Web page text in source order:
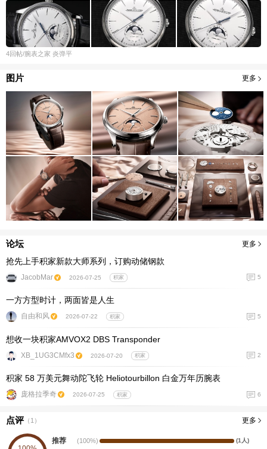
4回帖/腕表之家 炎弹平
图片 更多
论坛 更多
抢先上手积家新款大师系列，订购动储钢款
JacobMar 2026-07-25 积家 5
一方方型时计，两面皆是人生
自由和风 2026-07-22 积家 5
想收一块积家AMVOX2 DBS Transponder
XB_1UG3CMfx3 2026-07-20 积家 2
积家 58 万美元舞动陀飞轮 Heliotourbillon 白金万年历腕表
庞格拉季奇 2026-07-25 积家 6
点评（ 1 ） 更多
推荐 (100%) (1人)